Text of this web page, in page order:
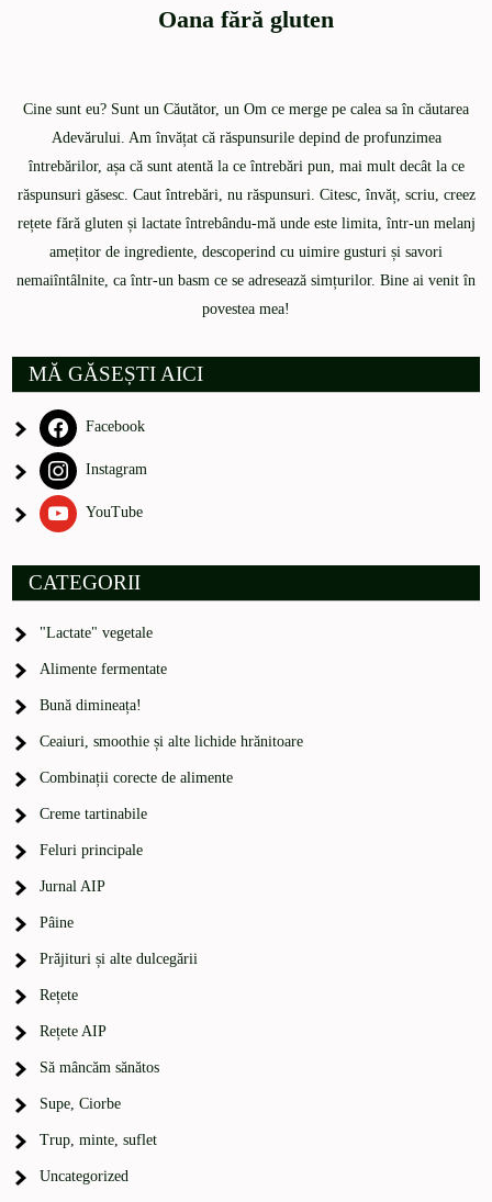
Oana fără gluten
Cine sunt eu? Sunt un Căutător, un Om ce merge pe calea sa în căutarea
Adevărului. Am învățat că răspunsurile depind de profunzimea
întrebărilor, așa că sunt atentă la ce întrebări pun, mai mult decât la ce
răspunsuri găsesc. Caut întrebări, nu răspunsuri. Citesc, învăț, scriu, creez
rețete fără gluten și lactate întrebându-mă unde este limita, într-un melanj
amețitor de ingrediente, descoperind cu uimire gusturi și savori
nemaiîntâlnite, ca într-un basm ce se adresează simțurilor. Bine ai venit în
povestea mea!
MĂ GĂSEȘTI AICI
Facebook
Instagram
YouTube
CATEGORII
"Lactate" vegetale
Alimente fermentate
Bună dimineața!
Ceaiuri, smoothie și alte lichide hrănitoare
Combinații corecte de alimente
Creme tartinabile
Feluri principale
Jurnal AIP
Pâine
Prăjituri și alte dulcegării
Rețete
Rețete AIP
Să mâncăm sănătos
Supe, Ciorbe
Trup, minte, suflet
Uncategorized